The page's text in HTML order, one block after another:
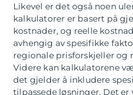
Likevel er det også noen
kalkulatorer er basert på
kostnader, og reelle
avhengig av spesifikke
regionale prisforskjeller og
Videre kan kalkulatorene
det gjelder å inkludere
tilpassede løsninger. Det er